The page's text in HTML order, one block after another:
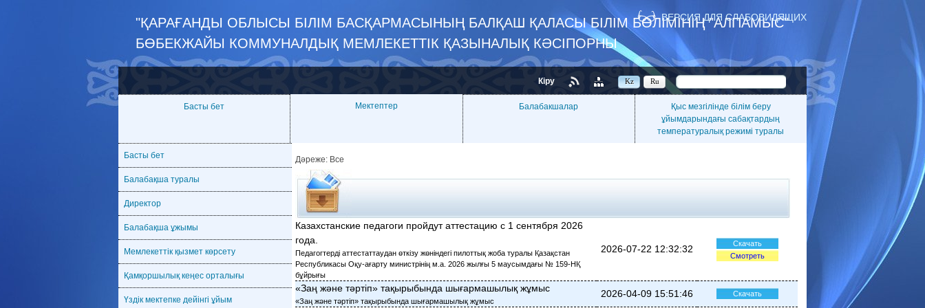
"ҚАРАҒАНДЫ ОБЛЫСЫ БІЛІМ БАСҚАРМАСЫНЫҢ БАЛҚАШ ҚАЛАСЫ БІЛІМ БӨЛІМІНІҢ "АЛПАМЫС"
БӨБЕКЖАЙЫ КОММУНАЛДЫҚ МЕМЛЕКЕТТІК ҚАЗЫНАЛЫҚ КӘСІПОРНЫ
ВЕРСИЯ ДЛЯ СЛАБОВИДЯЩИХ
Ru
Kz
Кіру
Басты бет Мектептер Балабакшалар
Қыс мезгілінде білім беру
ұйымдарындағы сабақтардың
температуралық режимі туралы
Басты бет
Балабақша туралы
Директор
Балабақша ұжымы
Мемлекеттік қызмет көрсету
Қамқоршылық кеңес орталығы
Үздік мектепке дейінгі ұйым
Дәреже: Все
Казахстанские педагоги пройдут аттестацию с 1 сентября 2026
года.
Педагогтерді аттестаттаудан өткізу жөніндегі пилоттық жоба туралы Қазақстан
Республикасы Оқу-ағарту министрінің м.а. 2026 жылғы 5 маусымдағы № 159-НҚ
бұйрығы
2026-07-22 12:32:32
Скачать
Смотреть
«Заң және тәртіп» тақырыбында шығармашылық жұмыс
«Заң және тәртіп» тақырыбында шығармашылық жұмыс
2026-04-09 15:51:46 Скачать